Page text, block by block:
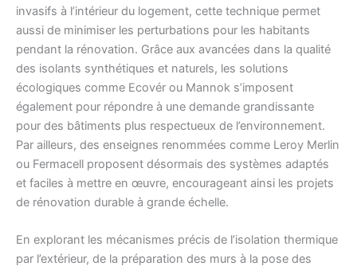
invasifs à l’intérieur du logement, cette technique permet
aussi de minimiser les perturbations pour les habitants
pendant la rénovation. Grâce aux avancées dans la qualité
des isolants synthétiques et naturels, les solutions
écologiques comme Ecovér ou Mannok s’imposent
également pour répondre à une demande grandissante
pour des bâtiments plus respectueux de l’environnement.
Par ailleurs, des enseignes renommées comme Leroy Merlin
ou Fermacell proposent désormais des systèmes adaptés
et faciles à mettre en œuvre, encourageant ainsi les projets
de rénovation durable à grande échelle.
En explorant les mécanismes précis de l’isolation thermique
par l’extérieur, de la préparation des murs à la pose des